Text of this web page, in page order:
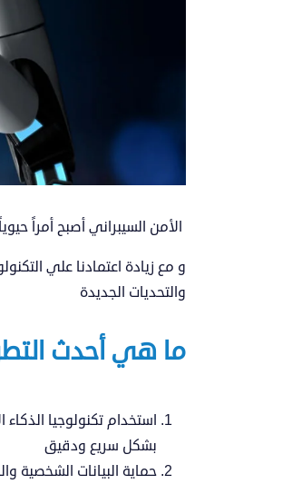
الأمن السيبراني أصبح أمراً
و مع زيادة اعتمادنا علي
والتحديات الجديدة
ما هي أحدث
استخدام تكنولوجيا
بشكل سريع ودقيق
حماية البيانات الشخصية